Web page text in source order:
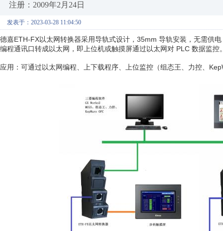
注册：2009年2月24日
发表于：2023-03-28 11:04:50
德嘉ETH-FX以太网转换器采用导轨式设计，35mm 导轨安装，无需供
编程通讯口转成以太网，即上位机或触摸屏通过以太网对 PLC 数据监控
应用：可通过以太网编程、上下载程序、上位监控（组态王、力控、